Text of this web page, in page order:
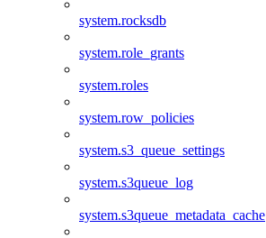
system.rocksdb
system.role_grants
system.roles
system.row_policies
system.s3_queue_settings
system.s3queue_log
system.s3queue_metadata_cache